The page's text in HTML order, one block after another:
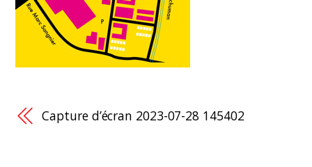
Capture d’écran 2023-07-28 145402